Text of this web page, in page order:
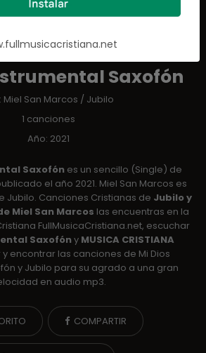
Saxofón
Miel San Marcos / Jubilo
1 canciones
Año: 2021
Saxofón es un sencillo (Single) de
el año 2021. Miel San Marcos es
Jubilo. Canciones Cristianas de Jubilo y
Miel San Marcos las encuentras en la
FullMusicaCristiana.net, escuchar
Saxofón y MUSICA CRISTIANA
y encontrar las canciones de Mi Dios
y Jubilo para su agrado a una gran
en audio mp3.
COMPARTIR